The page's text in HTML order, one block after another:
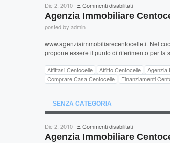
Dic 2, 2010 ΞCommenti disabilitatisu
Agenzia
Roma
LO
Agenzia Immobiliare
posted by admin
www.agenziaimmobiliarecentocelle.it Nel
propone essere il punto di riferimento per la
Affittasi Centocelle Affitto Centocelle Agenzia
Comprare Casa Centocelle
Finanziamenti
SENZA CATEGORIA
Dic 2, 2010 ΞCommenti disabilitatisu
Agenzia
Agenzia Immobiliare